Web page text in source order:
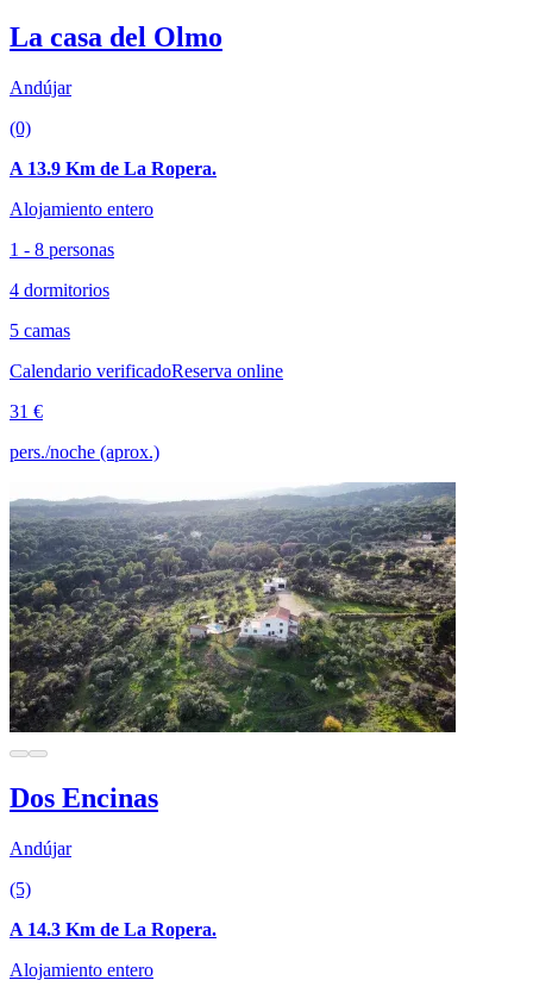
La casa del Olmo
Andújar
(0)
A 13.9 Km de La Ropera.
Alojamiento entero
1 - 8 personas
4 dormitorios
5 camas
Calendario verificadoReserva online
31 €
pers./noche (aprox.)
Dos Encinas
Andújar
(5)
A 14.3 Km de La Ropera.
Alojamiento entero